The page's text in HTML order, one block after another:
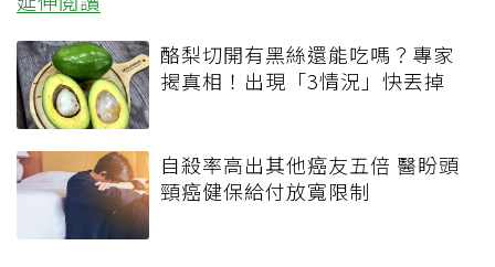
酪梨切開有黑絲還能吃嗎？專家
揭真相！出現「3情況」快丟掉
自殺率高出其他癌友五倍 醫盼頭
頸癌健保給付放寬限制